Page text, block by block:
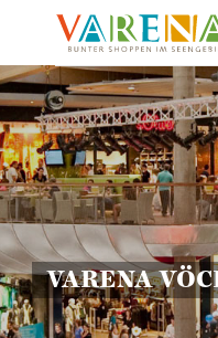
VARENA
Center & Marken
Services
Events
MEDIAGALERIE